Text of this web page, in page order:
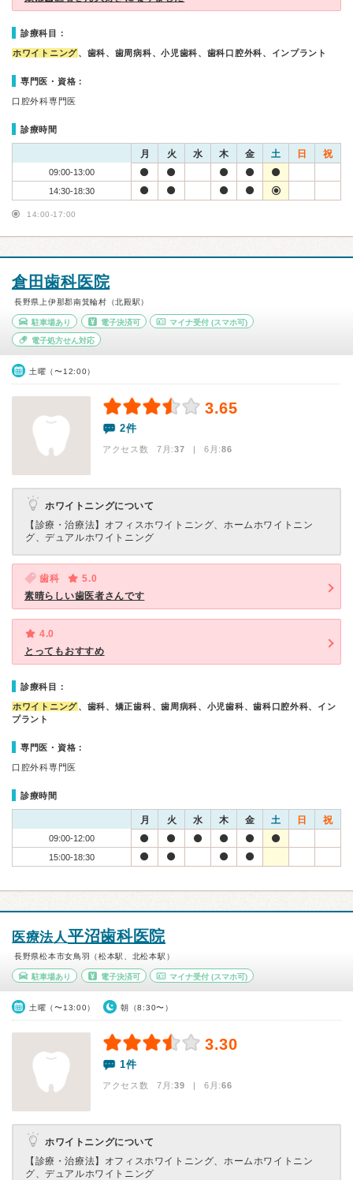
診療科目：
ホワイトニング、歯科、歯周病科、小児歯科、歯科口腔外科、インプラント
専門医・資格：
口腔外科専門医
診療時間
月 火 水 木 金 土 日 祝
09:00-13:00
14:30-18:30
14:00-17:00
倉田歯科医院
長野県上伊那郡南箕輪村（北殿駅）
駐車場あり 電子決済可 マイナ受付 (スマホ可)
電子処方せん対応
土曜（〜12:00）
3.65
2件
アクセス数 7月:37 | 6月:86
ホワイトニングについて
【診療・治療法】 オフィスホワイトニング、ホームホワイトニン
グ、デュアルホワイトニング
歯科
5.0
素晴らしい歯医者さんです
4.0
とってもおすすめ
診療科目：
ホワイトニング、歯科、矯正歯科、歯周病科、小児歯科、歯科口腔外科、イン
プラント
専門医・資格：
口腔外科専門医
診療時間
月 火 水 木 金 土 日 祝
09:00-12:00
15:00-18:30
医療法人平沼歯科医院
長野県松本市女鳥羽（松本駅、北松本駅）
駐車場あり 電子決済可 マイナ受付 (スマホ可)
土曜（〜13:00） 朝（8:30〜）
3.30
1件
アクセス数 7月:39 | 6月:66
ホワイトニングについて
【診療・治療法】 オフィスホワイトニング、ホームホワイトニン
グ、デュアルホワイトニング